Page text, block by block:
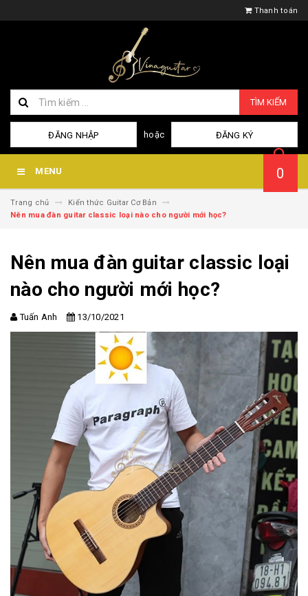
Thanh toán
TÌM KIẾM
ĐĂNG NHẬP hoặc ĐĂNG KÝ
MENU 0
Trang chủ
Kiến thức Guitar Cơ Bản
Nên mua đàn guitar classic loại nào cho người mới học?
Nên mua đàn guitar classic loại
nào cho người mới học?
Tuấn Anh 13/10/2021